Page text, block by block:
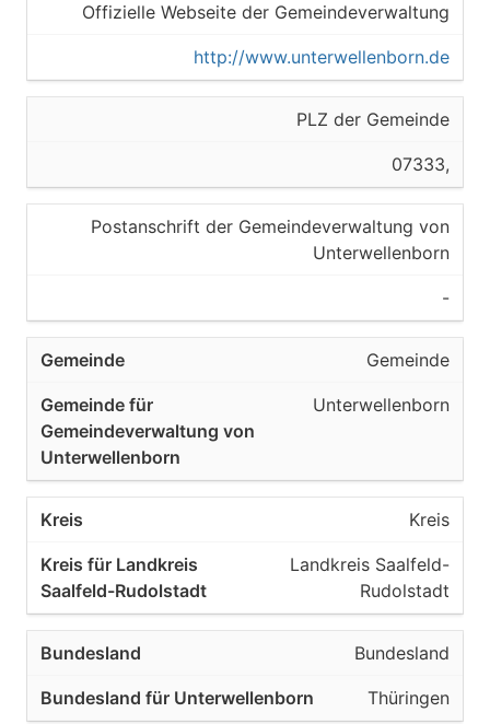
Offizielle Webseite der Gemeindeverwaltung
http://www.unterwellenborn.de
PLZ der Gemeinde
07333,
Postanschrift der Gemeindeverwaltung von
Unterwellenborn
-
Gemeinde
Unterwellenborn
Kreis
Landkreis Saalfeld-
Rudolstadt
Bundesland
Thüringen